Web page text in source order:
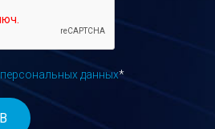
персональных данных*